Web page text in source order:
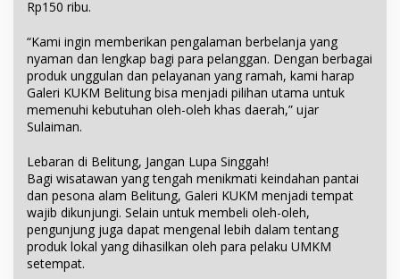
Rp150 ribu.
“Kami ingin memberikan pengalaman berbelanja yang
nyaman dan lengkap bagi para pelanggan. Dengan berbagai
produk unggulan dan pelayanan yang ramah, kami harap
Galeri KUKM Belitung bisa menjadi pilihan utama untuk
memenuhi kebutuhan oleh-oleh khas daerah,” ujar
Sulaiman.
Lebaran di Belitung, Jangan Lupa Singgah!
Bagi wisatawan yang tengah menikmati keindahan pantai
dan pesona alam Belitung, Galeri KUKM menjadi tempat
wajib dikunjungi. Selain untuk membeli oleh-oleh,
pengunjung juga dapat mengenal lebih dalam tentang
produk lokal yang dihasilkan oleh para pelaku UMKM
setempat.